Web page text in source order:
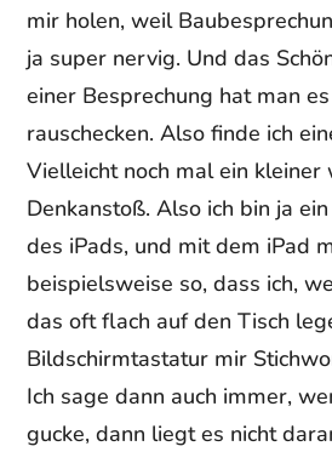
mir holen, weil
ja super nervig. Und das
einer Besprechung hat man
rauschecken. Also finde ich
Vielleicht noch mal ein kleiner
Denkanstoß. Also ich bin ja
des iPads, und mit dem iPad
beispielsweise so, dass ich,
das oft flach auf den Tisch
Bildschirmtastatur mir
Ich sage dann auch immer,
gucke, dann liegt es nicht